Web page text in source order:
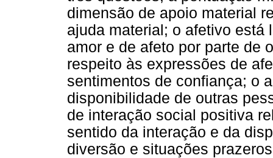
dimensão de apoio material
ajuda material; o afetivo
amor e de afeto por parte de
respeito às expressões de
sentimentos de confiança; o
disponibilidade de outras
de interação social positiva
sentido da interação e da
diversão e situações